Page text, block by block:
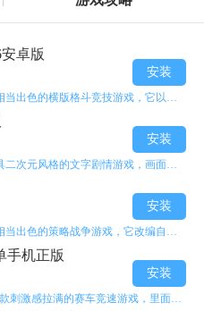
卓版
安装
安装
安装
手机正版
安装